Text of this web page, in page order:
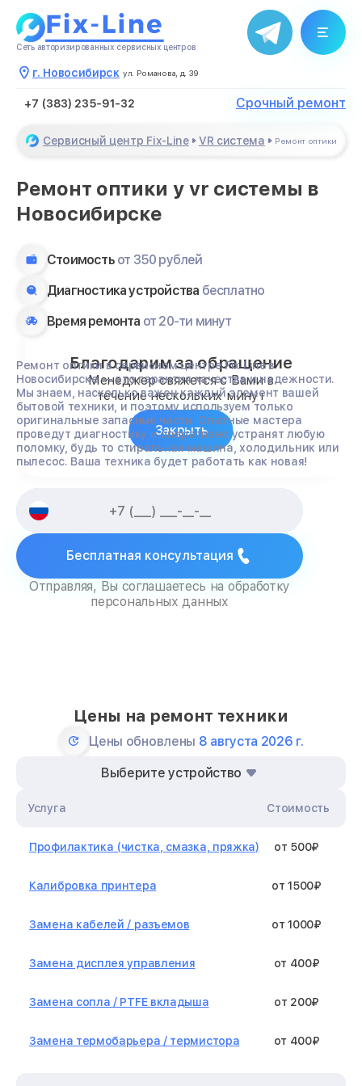
Сеть авторизированных сервисных центров
г. Новосибирск ул. Романова, д. 39
+7 (383) 235-91-32 Срочный ремонт
Сервисный центр Fix-Line VR система Ремонт оптики
Ремонт оптики у vr системы в
Новосибирске
Стоимость от 350 рублей
Диагностика устройства бесплатно
Время ремонта от 20-ти минут
Ремонт оптики в сервисном центре Fix Line в
Новосибирске — это гарантия качества и надежности.
Мы знаем, насколько важен каждый элемент вашей
бытовой техники, и поэтому используем только
оригинальные запасные части. Опытные мастера
проведут диагностику и оперативно устранят любую
поломку, будь то стиральная машина, холодильник или
пылесос. Ваша техника будет работать как новая!
Бесплатная консультация
Отправляя, Вы соглашаетесь на обработку
персональных данных
Цены на ремонт техники
Цены обновлены 8 августа 2026 г.
Выберите устройство
Услуга Стоимость
Профилактика (чистка, смазка, пряжка) от 500₽
Калибровка принтера от 1500₽
Замена кабелей / разъемов от 1000₽
Замена дисплея управления от 400₽
Замена сопла / PTFE вкладыша от 200₽
Замена термобарьера / термистора от 400₽
Благодарим за обращение
Менеджер свяжется с Вами в
течение нескольких минут
Закрыть